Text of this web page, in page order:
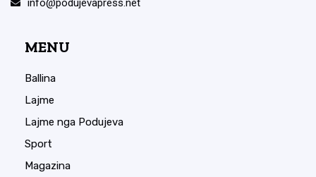
info@podujevapress.net
MENU
Ballina
Lajme
Lajme nga Podujeva
Sport
Magazina